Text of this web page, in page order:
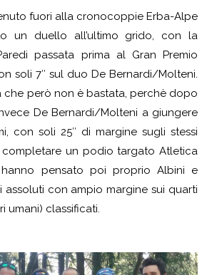
fuori alla cronocoppie Erba-Alpe
un duello all’ultimo grido, con la
passata prima al Gran Premio
soli 7″ sul duo De Bernardi/Molteni.
che però non è bastata, perchè dopo
De Bernardi/Molteni a giungere
con soli 25″ di margine sugli stessi
completare un podio targato Atletica
pensato poi proprio Albini e
assoluti con ampio margine sui quarti
umani) classificati.